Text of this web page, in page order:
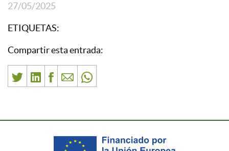
27/05/2025
ETIQUETAS:
Compartir esta entrada: